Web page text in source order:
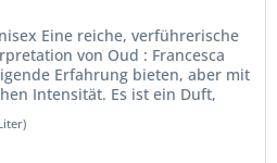
Eine reiche, verführerische
von Oud : Francesca
Erfahrung bieten, aber mit
Intensität. Es ist ein Duft,